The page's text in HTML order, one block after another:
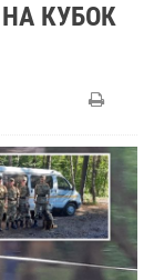
КУБОК